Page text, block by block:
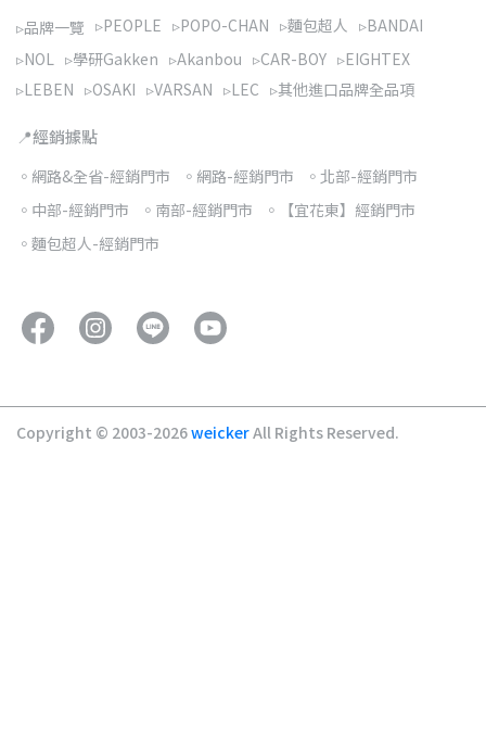
▹品牌一覽 ▹PEOPLE ▹POPO-CHAN ▹麵包超人 ▹BANDAI
▹NOL ▹學研Gakken ▹Akanbou ▹CAR-BOY ▹EIGHTEX
▹LEBEN ▹OSAKI ▹VARSAN ▹LEC ▹其他進口品牌全品項
📍經銷據點
◦網路&全省-經銷門市 ◦網路-經銷門市
◦北部-經銷門市
◦中部-經銷門市
◦南部-經銷門市
◦【宜花東】經銷門市
◦麵包超人-經銷門市
Copyright © 2003-2026weickerAll Rights Reserved.